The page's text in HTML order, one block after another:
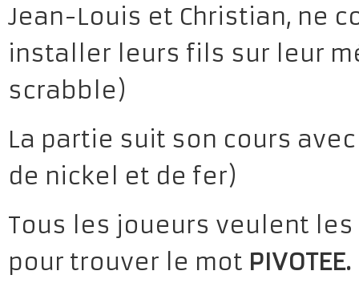
Jean-Louis et Christian, ne
installer leurs fils sur leur
scrabble)
La partie suit son cours
de nickel et de fer)
Tous les joueurs veulent les
pour trouver le mot PIVOTEE.